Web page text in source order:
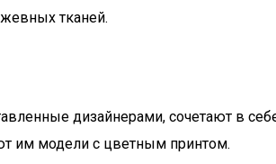
тканей.
дизайнерами, сочетают в
им модели с цветным принтом.